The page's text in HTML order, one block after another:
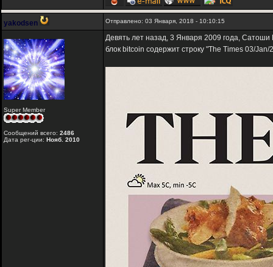
yakodsen Отправлено: 03 Января, 2018 - 10:10:15
Super Member
Сообщений всего: 2486
Дата рег-ции: Нояб. 2010
Девять лет назад, 3 Января 2009 года, Сатоши
блок bitcoin содержит строку "The Times 03/